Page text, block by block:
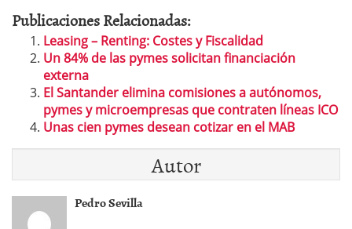
Publicaciones Relacionadas:
Leasing – Renting: Costes y Fiscalidad
Un 84% de las pymes solicitan financiación
externa
El Santander elimina comisiones a autónomos,
pymes y microempresas que contraten líneas ICO
Unas cien pymes desean cotizar en el MAB
Autor
Pedro Sevilla